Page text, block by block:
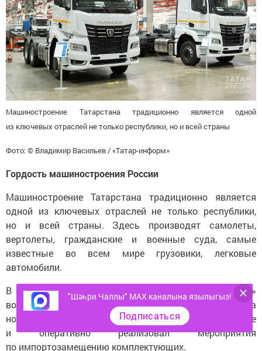
Машиностроение Татарстана традиционно является одной
из ключевых отраслей не только республики, но и всей страны
Фото: © Владимир Васильев / «Татар-информ»
Гордость машиностроения России
Машиностроение Татарстана традиционно является
одной из ключевых отраслей не только республики,
но и всей страны. Здесь производят самолеты,
вертолеты, гражданские и военные суда, самые
известные во всем мире грузовики, легковые
автомобили.
В машиностроительном комплексе «КАМАЗ»
возобновил производство грузовиков поколения К5 на
новой «санкционно-устойчивой» компонентной базе
и оперативно реализовал мероприятия
по импортозамещению комплектующих.
"Шәһри Чаллы" MAX каналына язылыгыз!
Подписаться